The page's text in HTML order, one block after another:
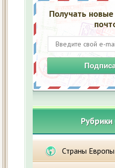
Получать
Рубрики
Страны Европы